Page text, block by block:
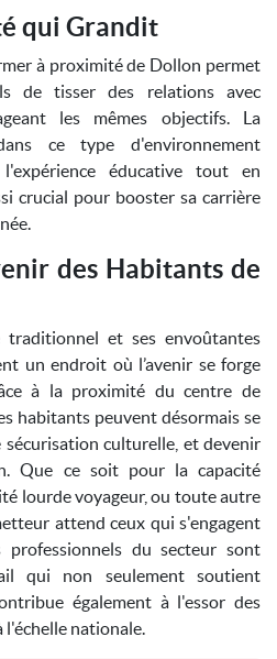
qui Grandit
à proximité de Dollon permet
de tisser des relations avec
les mêmes objectifs. La
ce type d'environnement
éducative tout en
crucial pour booster sa carrière
des Habitants de
traditionnel et ses envoûtantes
un endroit où l’avenir se forge
à la proximité du centre de
habitants peuvent désormais se
culturelle, et devenir
Que ce soit pour la capacité
lourde voyageur, ou toute autre
attend ceux qui s'engagent
du secteur sont
qui non seulement soutient
également à l'essor des
nationale.